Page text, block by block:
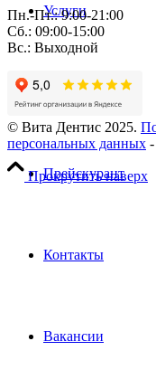
Услуги
Пациентам
Прейскурант
Контакты
Вакансии
Пн.-Пт.: 9:00-21:00
Сб.: 09:00-15:00
Вс.: Выходной
© Вита Дентис 2025.
персональных данных -
Прокрутить наверх